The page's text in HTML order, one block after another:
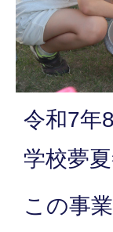
令和7年
学校夢
この事